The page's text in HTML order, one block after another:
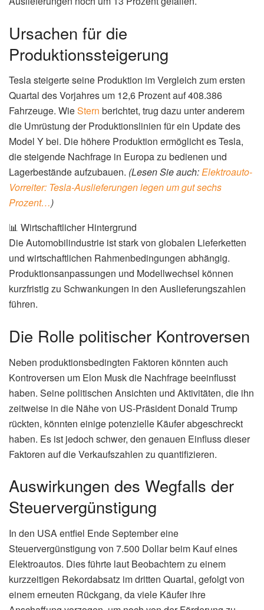
Ursachen für die
Produktionssteigerung
Tesla steigerte seine Produktion im Vergleich zum ersten
Quartal des Vorjahres um 12,6 Prozent auf 408.386
Fahrzeuge. WieStern berichtet, trug dazu unter anderem
die Umrüstung der Produktionslinien für ein Update des
Model Y bei. Die höhere Produktion ermöglicht es Tesla,
die steigende Nachfrage in Europa zu bedienen und
Lagerbestände aufzubauen. (Lesen Sie auch:Elektroauto-
Vorreiter: Tesla-Auslieferungen legen um gut sechs
Prozent…)
📊 Wirtschaftlicher Hintergrund
Die Automobilindustrie ist stark von globalen Lieferketten
und wirtschaftlichen Rahmenbedingungen abhängig.
Produktionsanpassungen und Modellwechsel können
kurzfristig zu Schwankungen in den Auslieferungszahlen
führen.
Die Rolle politischer Kontroversen
Neben produktionsbedingten Faktoren könnten auch
Kontroversen um Elon Musk die Nachfrage beeinflusst
haben. Seine politischen Ansichten und Aktivitäten, die ihn
zeitweise in die Nähe von US-Präsident Donald Trump
rückten, könnten einige potenzielle Käufer abgeschreckt
haben. Es ist jedoch schwer, den genauen Einfluss dieser
Faktoren auf die Verkaufszahlen zu quantifizieren.
Auswirkungen des Wegfalls der
Steuervergünstigung
In den USA entfiel Ende September eine
Steuervergünstigung von 7.500 Dollar beim Kauf eines
Elektroautos. Dies führte laut Beobachtern zu einem
kurzzeitigen Rekordabsatz im dritten Quartal, gefolgt von
einem erneuten Rückgang, da viele Käufer ihre